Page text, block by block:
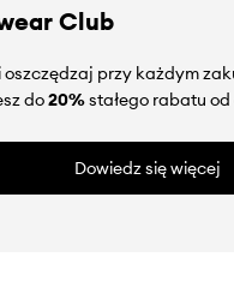
Club
oszczędzaj przy każdym
do20%stałego rabatu
Dowiedz się więcej